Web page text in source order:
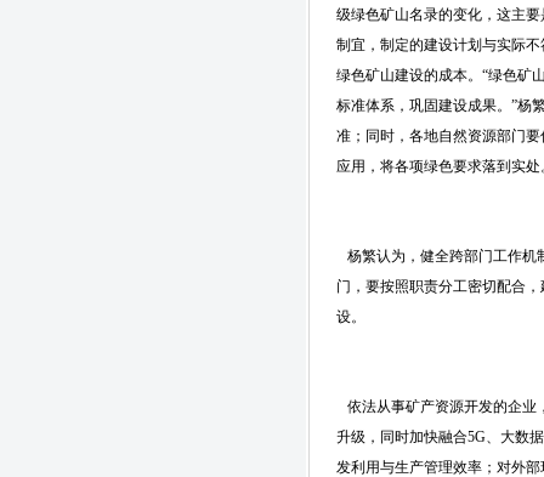
级绿色矿山名录的变化，这主
制宜，制定的建设计划与实际
绿色矿山建设的成本。“绿色矿
标准体系，巩固建设成果。”杨
准；同时，各地自然资源部门
应用，将各项绿色要求落到实处
杨繁认为，健全跨部门工作机
门，要按照职责分工密切配合
设。
依法从事矿产资源开发的企业
升级，同时加快融合5G、大数
发利用与生产管理效率；对外